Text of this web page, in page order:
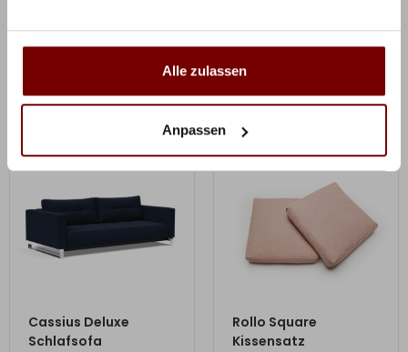
Alle zulassen
Anpassen
Ähnliche Produkte
ZUM PRODUKT
Cassius Deluxe
Schlafsofa
Rollo Square
Kissensatz